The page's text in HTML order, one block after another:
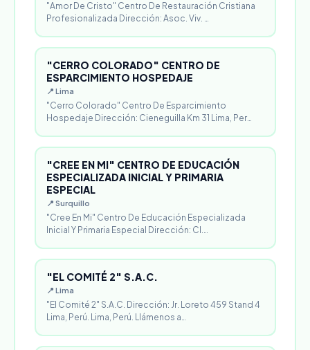
"Amor De Cristo" Centro De Restauración Cristiana
Profesionalizada Dirección: Asoc. Viv. …
"CERRO COLORADO" CENTRO DE
ESPARCIMIENTO HOSPEDAJE
📍 Lima
"Cerro Colorado" Centro De Esparcimiento
Hospedaje Dirección: Cieneguilla Km 31 Lima, Per…
"CREE EN MI" CENTRO DE EDUCACIÓN
ESPECIALIZADA INICIAL Y PRIMARIA
ESPECIAL
📍 Surquillo
"Cree En Mi" Centro De Educación Especializada
Inicial Y Primaria Especial Dirección: Cl.…
"EL COMITÉ 2" S.A.C.
📍 Lima
"El Comité 2" S.A.C. Dirección: Jr. Loreto 459 Stand 4
Lima, Perú. Lima, Perú. Llámenos a…